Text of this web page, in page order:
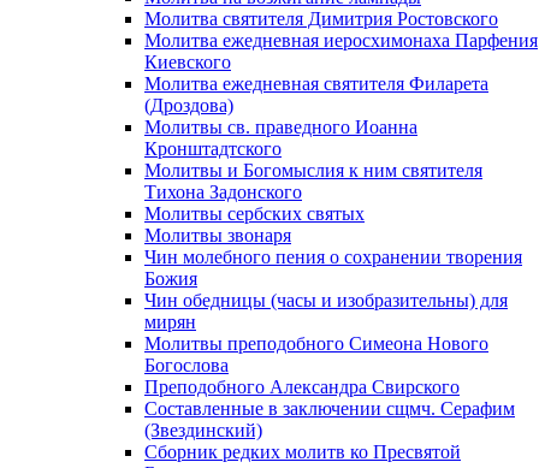
Молитва святителя Димитрия Ростовского
Молитва ежедневная иеросхимонаха Парфения
Киевского
Молитва ежедневная святителя Филарета
(Дроздова)
Молитвы св. праведного Иоанна
Кронштадтского
Молитвы и Богомыслия к ним святителя
Тихона Задонского
Молитвы сербских святых
Молитвы звонаря
Чин молебного пения о сохранении творения
Божия
Чин обедницы (часы и изобразительны) для
мирян
Молитвы преподобного Симеона Нового
Богослова
Преподобного Александра Свирского
Составленные в заключении сщмч. Серафим
(Звездинский)
Сборник редких молитв ко Пресвятой